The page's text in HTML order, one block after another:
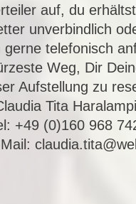
auf, du
unverbindlich
gerne telefonisch
Weg, Dir
Aufstellung zu
Tita
+49 (0)160 968